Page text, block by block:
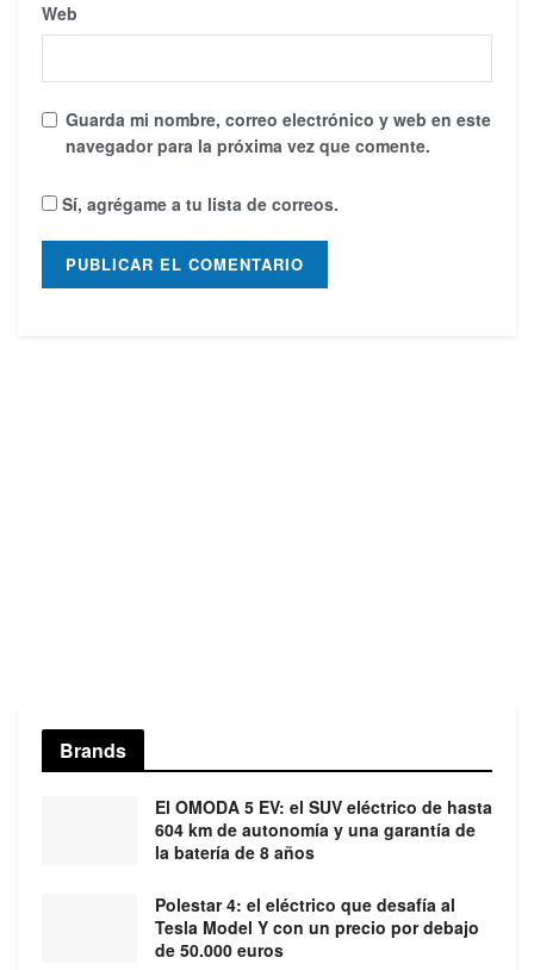
Web
Guarda mi nombre, correo electrónico y web en este
navegador para la próxima vez que comente.
Sí, agrégame a tu lista de correos.
Brands
El OMODA 5 EV: el SUV eléctrico de hasta
604 km de autonomía y una garantía de
la batería de 8 años
Polestar 4: el eléctrico que desafía al
Tesla Model Y con un precio por debajo
de 50.000 euros